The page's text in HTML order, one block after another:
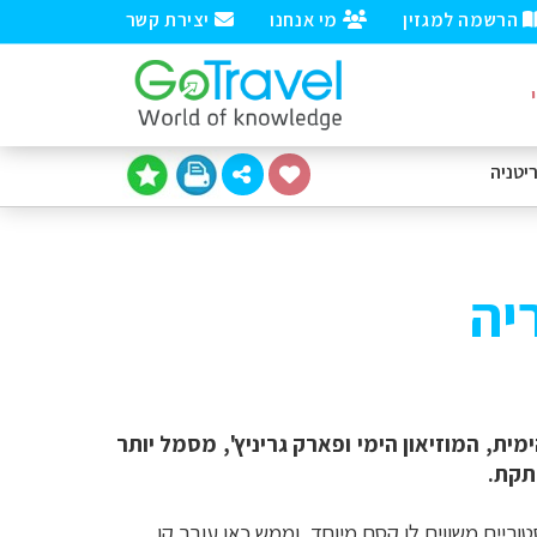
יצירת קשר מי אנחנו הרשמה למגזין
המוזיאון הימי ופארק גריניץ', מסמל יותר